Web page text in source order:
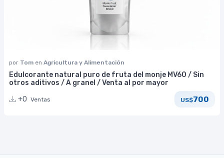
por Tom en Agricultura y Alimentación
Edulcorante natural puro de fruta del monje MV60 / Sin
otros aditivos / A granel / Venta al por mayor
+0 Ventas US$700